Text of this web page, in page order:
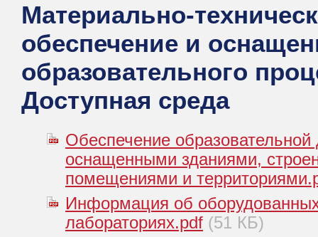
Материально-
обеспечение и
образовательного
Доступная среда
Обеспечение образовательной
оснащенными зданиями,
помещениями и
Информация об
лабораториях.pdf (51 КБ)